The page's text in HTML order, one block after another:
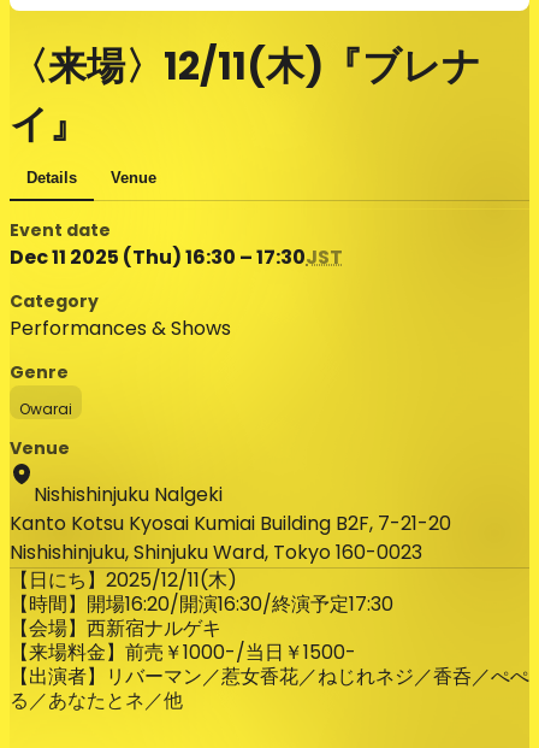
〈来場〉12/11(木)『ブレナ
イ』
Details Venue
Event date
Dec 11 2025 (Thu) 16:30 – 17:30JST
Category
Performances & Shows
Genre
Owarai
Venue
Nishishinjuku Nalgeki
Kanto Kotsu Kyosai Kumiai Building B2F, 7-21-20
Nishishinjuku, Shinjuku Ward, Tokyo 160-0023
【日にち】2025/12/11(木)
【時間】開場16:20/開演16:30/終演予定17:30
【会場】西新宿ナルゲキ
【来場料金】前売￥1000-/当日￥1500-
【出演者】リバーマン／惹女香花／ねじれネジ／香呑／ぺぺ
る／あなたとネ／他